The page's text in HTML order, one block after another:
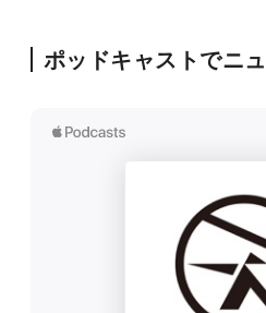
ポッドキャストでニ